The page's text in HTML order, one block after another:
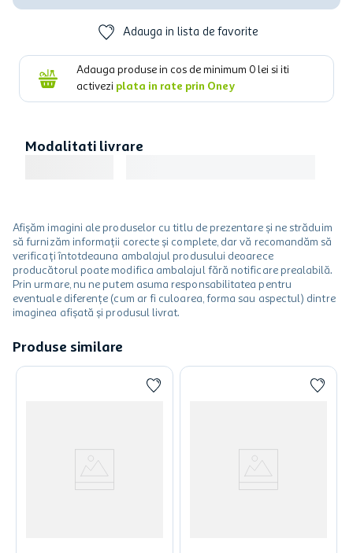
Adauga in lista de favorite
Adauga produse in cos de minimum 0 lei si iti
activezi plata in rate prin Oney
Modalitati livrare
Afișăm imagini ale produselor cu titlu de prezentare și ne străduim
să furnizăm informații corecte și complete, dar vă recomandăm să
verificați întotdeauna ambalajul produsului deoarece
producătorul poate modifica ambalajul fără notificare prealabilă.
Prin urmare, nu ne putem asuma responsabilitatea pentru
eventuale diferențe (cum ar fi culoarea, forma sau aspectul) dintre
imaginea afișată și produsul livrat.
Produse similare